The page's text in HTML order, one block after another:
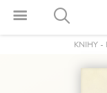
KNIHY-